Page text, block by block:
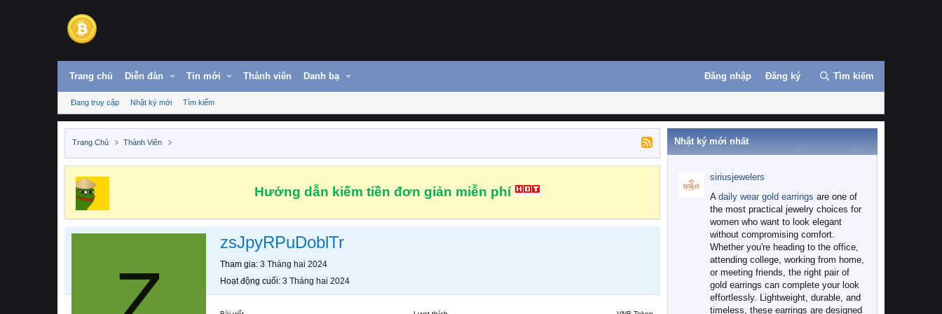
Trang chủ Diễn đàn Tin mới Thành viên Danh bạ Đăng nhập Đăng ký Tìm kiếm
Đang truy cập Nhật ký mới Tìm kiếm
Trang Chủ Thành Viên
Hướng dẫn kiếm tiền đơn giản miễn phí
zsJpyRPuDoblTr
Tham gia 3 Tháng hai 2024
Hoạt động cuối 3 Tháng hai 2024
Nhật ký mới nhất
siriusjewelers
A daily wear gold earrings are one of
the most practical jewelry choices for
women who want to look elegant
without compromising comfort.
Whether you're heading to the office,
attending college, working from home,
or meeting friends, the right pair of
gold earrings can complete your look
effortlessly. Lightweight, durable, and
timeless, these earrings are designed